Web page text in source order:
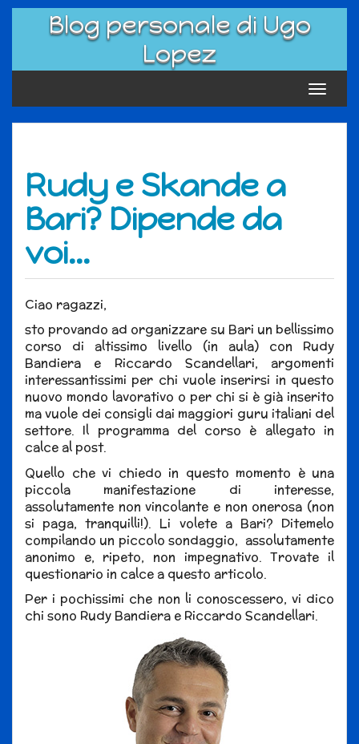
Skip
Blog personale di Ugo
Lopez
Toggle
Rudy e Skande a
Bari? Dipende da
voi…
Ciao ragazzi,
sto provando ad organizzare su Bari un bellissimo
corso di altissimo livello (in aula) con Rudy
Bandiera e Riccardo Scandellari, argomenti
interessantissimi per chi vuole inserirsi in questo
nuovo mondo lavorativo o per chi si è già inserito
ma vuole dei consigli dai maggiori guru italiani del
settore. Il programma del corso è allegato in
calce al post.
Quello che vi chiedo in questo momento è una
piccola manifestazione di interesse,
assolutamente non vincolante e non onerosa (non
si paga, tranquilli!). Li volete a Bari? Ditemelo
compilando un piccolo sondaggio, assolutamente
anonimo e, ripeto, non impegnativo. Trovate il
questionario in calce a questo articolo.
Per i pochissimi che non li conoscessero, vi dico
chi sono Rudy Bandiera e Riccardo Scandellari.